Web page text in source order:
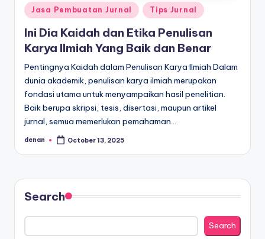
Posted
in
Jasa Pembuatan Jurnal Tips Jurnal
Ini Dia Kaidah dan Etika Penulisan
Karya Ilmiah Yang Baik dan Benar
Pentingnya Kaidah dalam Penulisan Karya Ilmiah Dalam
dunia akademik, penulisan karya ilmiah merupakan
fondasi utama untuk menyampaikan hasil penelitian.
Baik berupa skripsi, tesis, disertasi, maupun artikel
jurnal, semua memerlukan pemahaman…
Posted
denan October 13, 2025
Search
Search